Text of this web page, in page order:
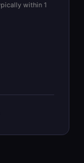
within 1